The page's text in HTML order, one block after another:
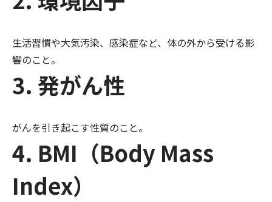
生活習慣や大気汚染、感染症など、体の外から受ける影
響のこと。
3. 発がん性
がんを引き起こす性質のこと。
4. BMI（Body Mass
Index）